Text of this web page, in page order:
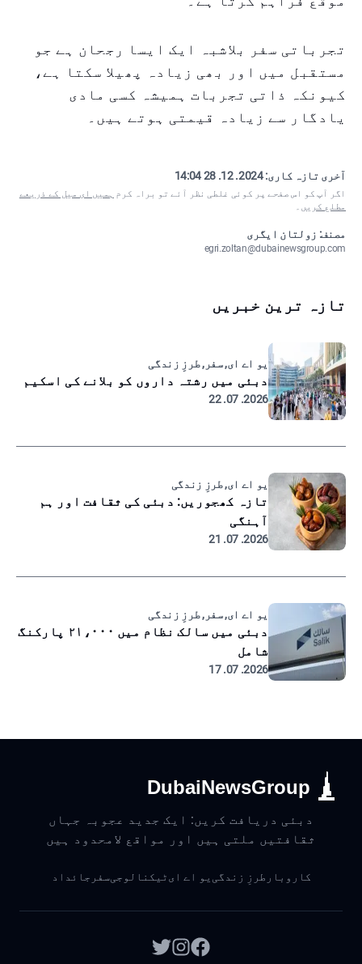
تجرباتی سفر بلاشبہ ایک ایسا رجحان ہے جو
مستقبل میں اور بھی زیادہ پھیلا سکتا ہے،
کیونکہ ذاتی تجربات ہمیشہ کسی مادی
یادگار سے زیادہ قیمتی ہوتے ہیں۔
آخری تازہ کاری:2024. 12. 28 14:04
اگر آپ کو اس صفحے پر کوئی غلطی نظر آئے تو براہ کرم ہمیں ای میل کے ذریعے
مطلع کریں ۔
مصنف: زولتان ایگری
egri.zoltan@dubainewsgroup.com
تازہ ترین خبریں
یو اے ای, سفر, طرزِ زندگی
دبئی میں رشتہ داروں کو بلانے کی اسکیم
2026. 07. 22
یو اے ای, طرزِ زندگی
تازہ کھجوریں: دبئی کی ثقافت اور ہم
آہنگی
2026. 07. 21
یو اے ای, سفر, طرزِ زندگی
دبئی میں سالک نظام میں ۲۱،۰۰۰ پارکنگ
شامل
2026. 07. 17
DubaiNewsGroup
دبئی دریافت کریں: ایک جدید عجوبہ جہاں
ثقافتیں ملتی ہیں اور مواقع لامحدود ہیں
کاروبار طرزِ زندگی یو اے ایٹیکنالوجیسفر جائداد